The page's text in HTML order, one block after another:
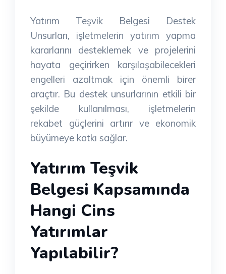
Yatırım Teşvik Belgesi Destek
Unsurları, işletmelerin yatırım yapma
kararlarını desteklemek ve projelerini
hayata geçirirken karşılaşabilecekleri
engelleri azaltmak için önemli birer
araçtır. Bu destek unsurlarının etkili bir
şekilde kullanılması, işletmelerin
rekabet güçlerini artırır ve ekonomik
büyümeye katkı sağlar.
Yatırım Teşvik
Belgesi Kapsamında
Hangi Cins
Yatırımlar
Yapılabilir?